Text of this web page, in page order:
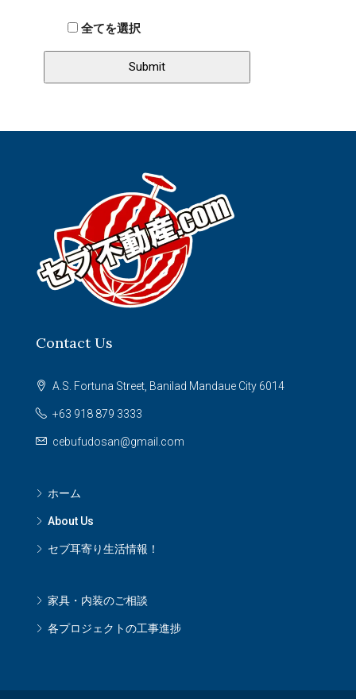
全てを選択
Contact Us
A.S. Fortuna Street, Banilad Mandaue City 6014
+63 918 879 3333
cebufudosan@gmail.com
ホーム
About Us
セブ耳寄り生活情報！
家具・内装のご相談
各プロジェクトの工事進捗